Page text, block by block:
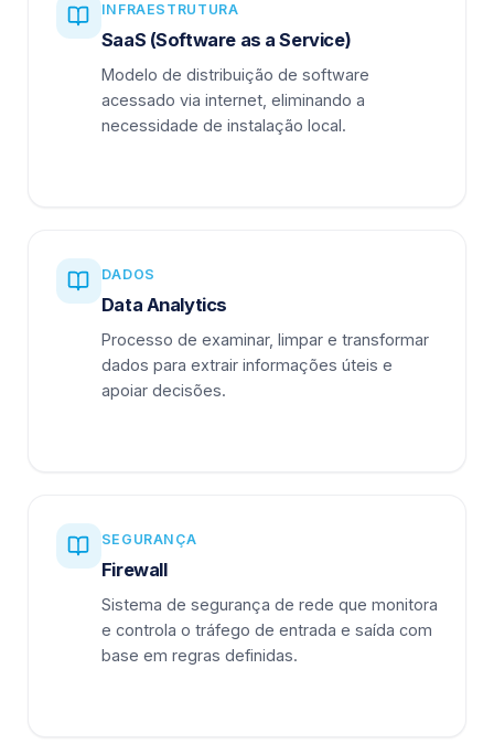
INFRAESTRUTURA
SaaS (Software as a Service)
Modelo de distribuição de software
acessado via internet, eliminando a
necessidade de instalação local.
DADOS
Data Analytics
Processo de examinar, limpar e transformar
dados para extrair informações úteis e
apoiar decisões.
SEGURANÇA
Firewall
Sistema de segurança de rede que monitora
e controla o tráfego de entrada e saída com
base em regras definidas.